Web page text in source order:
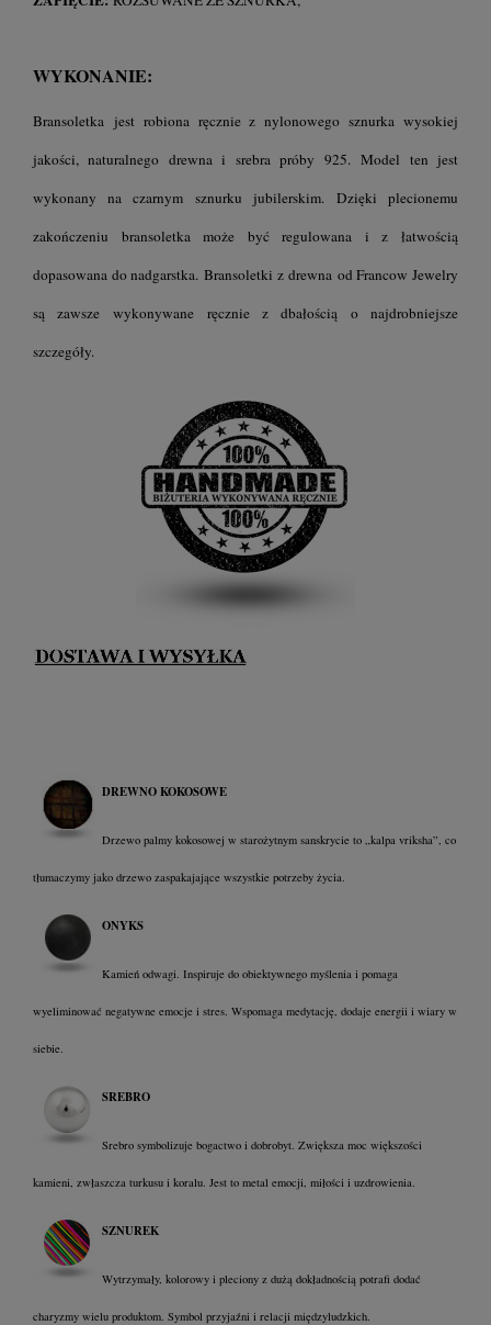
WYKONANIE:
Bransoletka jest robiona ręcznie z nylonowego sznurka wysokiej
jakości, naturalnego drewna i srebra próby 925.Model ten jest
wykonany na czarnym sznurku jubilerskim. Dzięki plecionemu
zakończeniu bransoletka może być regulowana i z łatwością
dopasowana do nadgarstka. Bransoletki z drewna od Francow Jewelry
są zawsze wykonywane ręcznie z dbałością o najdrobniejsze
szczegóły.
DREWNO KOKOSOWE
Drzewo palmy kokosowej w starożytnym sanskrycie to „kalpa vriksha”, co
tłumaczymy jako drzewo zaspakajające wszystkie potrzeby życia.
ONYKS
Kamień odwagi. Inspiruje do obiektywnego myślenia i pomaga
wyeliminować negatywne emocje i stres. Wspomaga medytację, dodaje energii i wiary w
siebie.
SREBRO
Srebro symbolizuje bogactwo i dobrobyt. Zwiększa moc większości
kamieni, zwłaszcza turkusu i koralu. Jest to metal emocji, miłości i uzdrowienia.
SZNUREK
Wytrzymały, kolorowy i pleciony z dużą dokładnością potrafi dodać
charyzmy wielu produktom. Symbol przyjaźni i relacji międzyludzkich.